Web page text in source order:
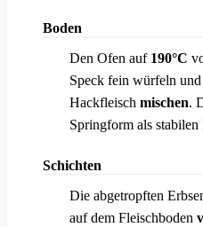
Boden
Den Ofen auf 190°C
Speck fein würfeln
Hackfleisch mischen.
Springform als stabilen
Schichten
Die abgetropften
auf dem Fleischboden